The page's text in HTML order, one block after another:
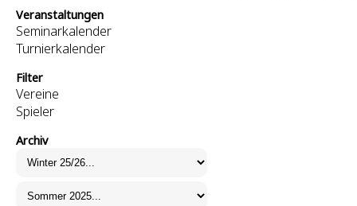
Veranstaltungen
Seminarkalender
Turnierkalender
Filter
Vereine
Spieler
Archiv